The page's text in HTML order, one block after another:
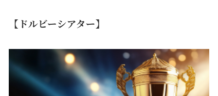
【ドルビーシアター】